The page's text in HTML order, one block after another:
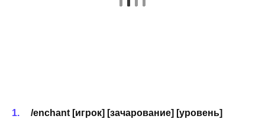
/enchant [игрок] [зачарование] [уровень]